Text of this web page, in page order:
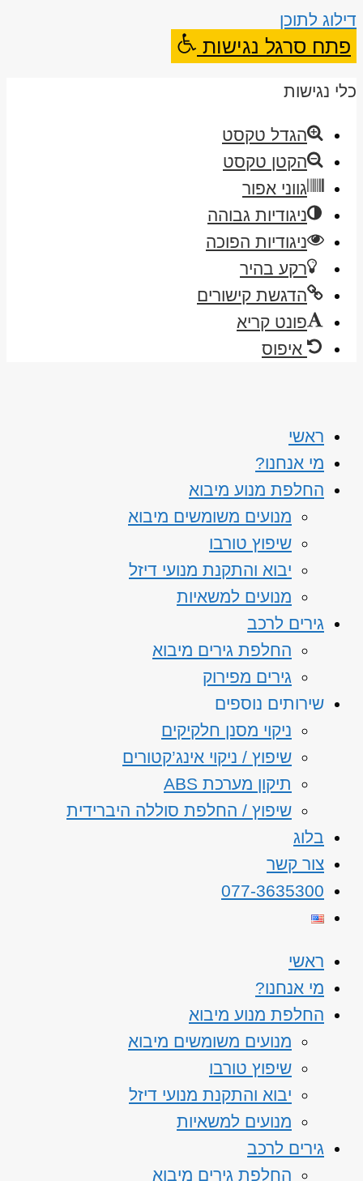
דילוג לתוכן
פתח סרגל נגישות
כלי נגישות
הגדל טקסט
הקטן טקסט
גווני אפור
ניגודיות גבוהה
ניגודיות הפוכה
רקע בהיר
הדגשת קישורים
פונט קריא
איפוס
ראשי
מי אנחנו?
החלפת מנוע מיבוא
מנועים משומשים מיבוא
שיפוץ טורבו
יבוא והתקנת מנועי דיזל
מנועים למשאיות
גירים לרכב
החלפת גירים מיבוא
גירים מפירוק
שירותים נוספים
ניקוי מסנן חלקיקים
שיפוץ / ניקוי אינג’קטורים
תיקון מערכת ABS
שיפוץ / החלפת סוללה היברידית
בלוג
צור קשר
077-3635300
ראשי
מי אנחנו?
החלפת מנוע מיבוא
מנועים משומשים מיבוא
שיפוץ טורבו
יבוא והתקנת מנועי דיזל
מנועים למשאיות
גירים לרכב
החלפת גירים מיבוא